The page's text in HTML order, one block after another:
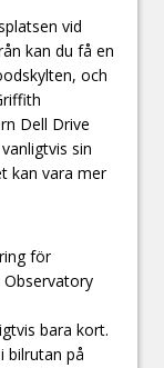
vid
kan du få en
och
Dell Drive
sin
kan vara mer
för
Observatory
bara kort.
bilrutan på